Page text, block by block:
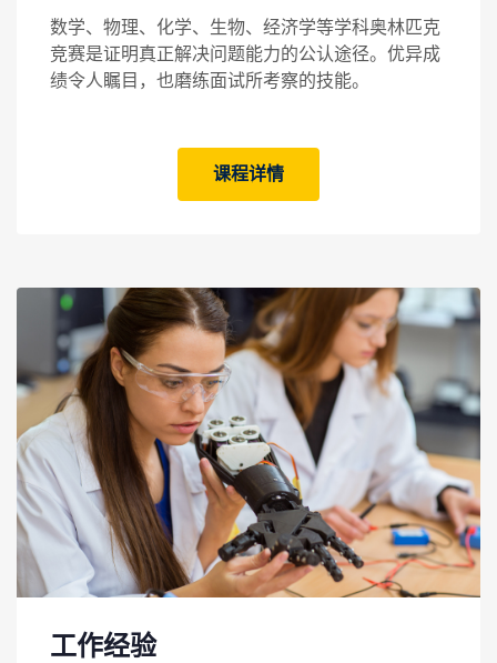
数学、物理、化学、生物、经济学等学科奥林匹克
竞赛是证明真正解决问题能力的公认途径。优异成
绩令人瞩目，也磨练面试所考察的技能。
课程详情
工作经验